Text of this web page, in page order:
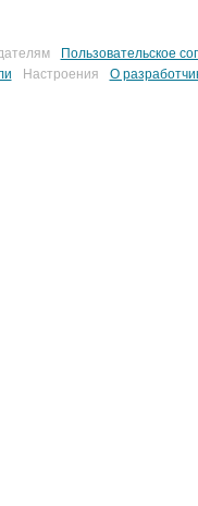
Пользовательское
Настроения О